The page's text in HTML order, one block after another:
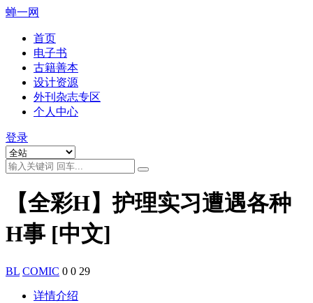
蝉一网
首页
电子书
古籍善本
设计资源
外刊杂志专区
个人中心
登录
【全彩H】护理实习遭遇各种
H事 [中文]
BL COMIC 0 0 29
详情介绍